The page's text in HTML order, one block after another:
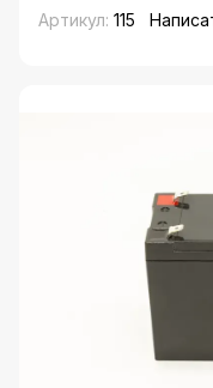
Артикул: 115